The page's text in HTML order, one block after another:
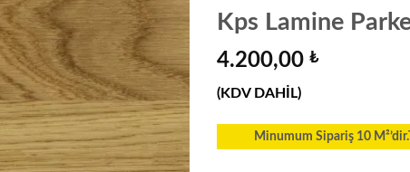
Add to
wishlist
Kps Lamine
4.200,00 ₺
(KDV DAHİL)
Minumum Sipariş 10